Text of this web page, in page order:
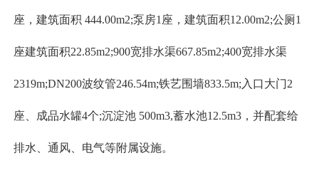
座，建筑面积 444.00m2;泵房1座，建筑面积12.00m2;公厕1
座建筑面积22.85m2;900宽排水渠667.85m2;400宽排水渠
2319m;DN200波纹管246.54m;铁艺围墙833.5m;入口大门2
座、成品水罐4个;沉淀池 500m3,蓄水池12.5m3，并配套给
排水、通风、电气等附属设施。